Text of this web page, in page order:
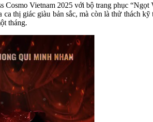
Vietnam 2025 với bộ trang phục
thị giác giàu bản sắc, mà còn là thử thách
tháng.